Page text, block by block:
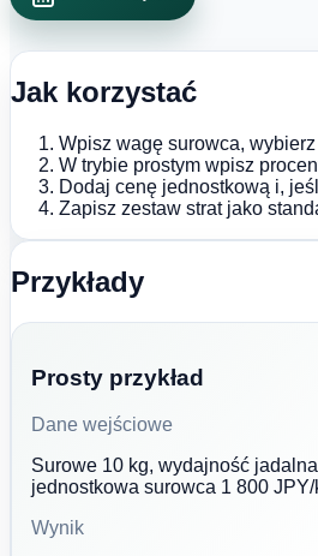
Jak korzystać
Wpisz wagę surowca,
W trybie prostym wpisz
Dodaj cenę jednostkową i,
Zapisz zestaw strat jako
Przykłady
Prosty przykład
Dane wejściowe
Surowe 10 kg, wydajność
jednostkowa surowca 1 800 JPY/
Wynik